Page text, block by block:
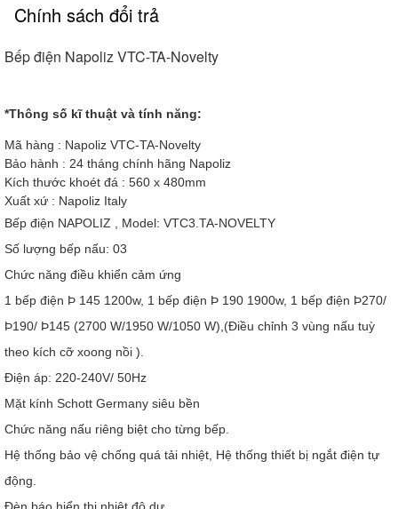
Chính sách đổi trả
Bếp điện Napoliz VTC-TA-Novelty
*Thông số kĩ thuật và tính năng:
Mã hàng : Napoliz VTC-TA-Novelty
Bảo hành : 24 tháng chính hãng Napoliz
Kích thước khoét đá : 560 x 480mm
Xuất xứ : Napoliz Italy
Bếp điện NAPOLIZ , Model: VTC3.TA-NOVELTY
Số lượng bếp nấu: 03
Chức năng điều khiển cảm ứng
1 bếp điện Þ 145 1200w, 1 bếp điện Þ 190 1900w, 1 bếp điện Þ270/
Þ190/ Þ145 (2700 W/1950 W/1050 W),(Điều chỉnh 3 vùng nấu tuỳ
theo kích cỡ xoong nồi ).
Điện áp: 220-240V/ 50Hz
Mặt kính Schott Germany siêu bền
Chức năng nấu riêng biệt cho từng bếp.
Hệ thống bảo vệ chống quá tải nhiệt, Hệ thống thiết bị ngắt điện tự
động.
Đèn báo hiển thị nhiệt độ dư.